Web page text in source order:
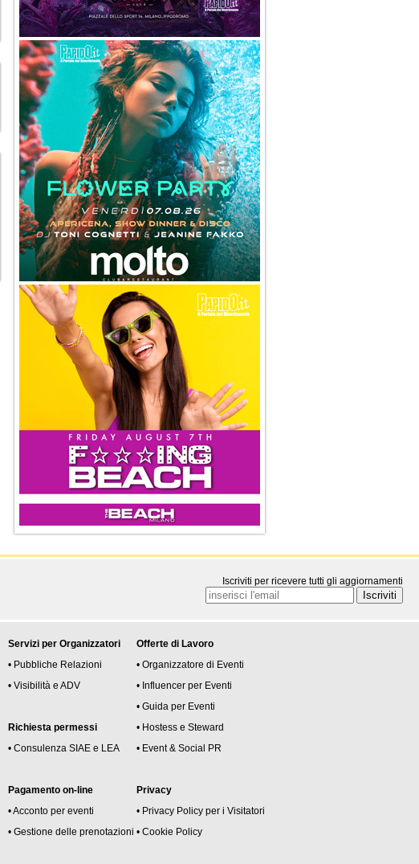
Iscriviti per ricevere tutti gli aggiornamenti
Servizi per Organizzatori
• Pubbliche Relazioni
• Visibilità e ADV
Richiesta permessi
• Consulenza SIAE e LEA
Pagamento on-line
• Acconto per eventi
• Gestione delle prenotazioni
Offerte di Lavoro
• Organizzatore di Eventi
• Influencer per Eventi
• Guida per Eventi
• Hostess e Steward
• Event & Social PR
Privacy
• Privacy Policy per i Visitatori
• Cookie Policy